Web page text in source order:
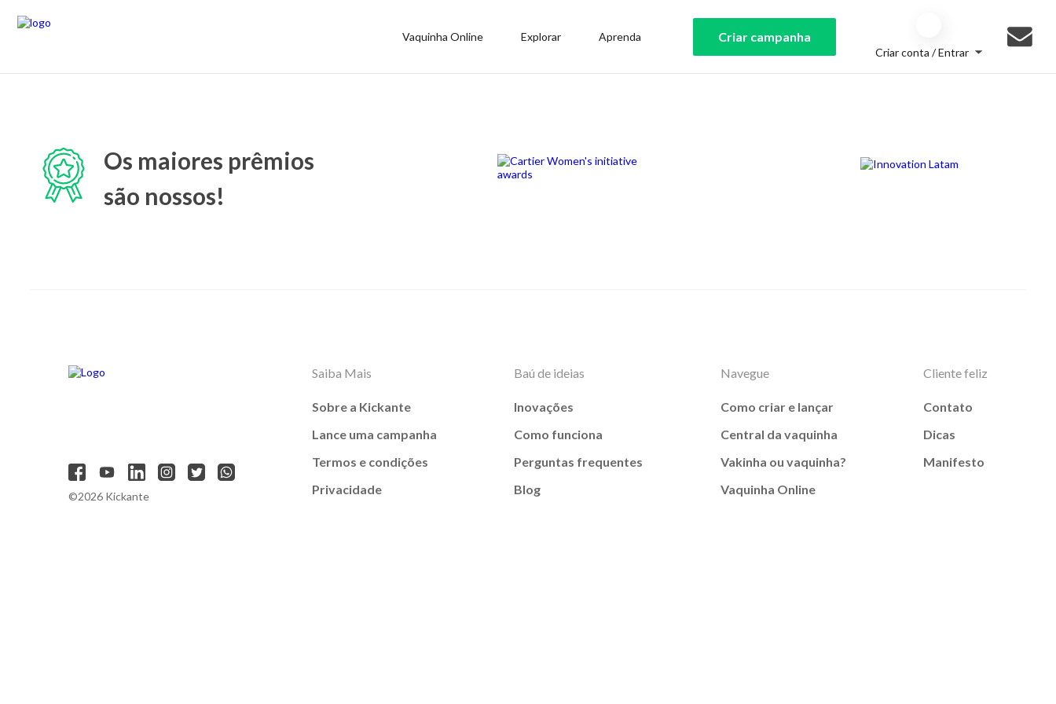
Vaquinha Online Explorar Aprenda Criar campanha
Criar conta / Entrar
Os maiores prêmios
são nossos!
©2026 Kickante
Saiba Mais
Sobre a Kickante
Lance uma campanha
Termos e condições
Privacidade
Baú de ideias
Inovações
Como funciona
Perguntas frequentes
Blog
Navegue
Como criar e lançar
Central da vaquinha
Vakinha ou vaquinha?
Vaquinha Online
Cliente feliz
Contato
Dicas
Manifesto